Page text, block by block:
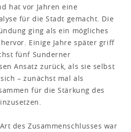
hat vor Jahren eine
für die Stadt gemacht. Die
ging als ein mögliches
Einige Jahre später griff
fünf Sunderner
Ansatz zurück, als sie selbst
– zunächst mal als
für die Stärkung des
des Zusammenschlusses war